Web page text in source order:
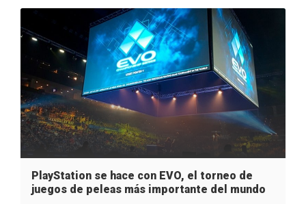
PlayStation se hace con EVO, el torneo de
juegos de peleas más importante del mundo